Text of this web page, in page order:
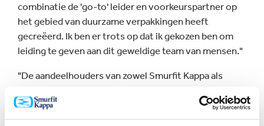
combinatie de 'go-to' leider en voorkeurspartner op
het gebied van duurzame verpakkingen heeft
gecreëerd. Ik ben er trots op dat ik gekozen ben om
leiding te geven aan dit geweldige team van mensen."
"De aandeelhouders van zowel Smurfit Kappa als
gesteund. Smurfit Westrock heeft een unieke
geografische voetafdruk en, dankzij onze